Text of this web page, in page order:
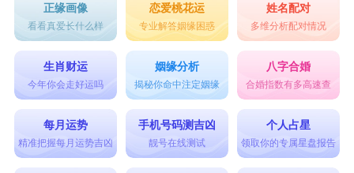
人格：
代表其人形性、自我意识、人生观念;如命理
之命主，为姓名吉凶之主动力，单独代表其人之性
格。代表主运。
姓名五格和六亲对应关系 地格代表其人下辈
地格：
正缘画像
看看真爱长什么样
恋爱桃花运
专业解答姻缘困惑
姓名配对
多维分析配对情况
生肖财运
今年你会走好运吗
姻缘分析
揭秘你命中注定姻缘
八字合婚
合婚指数有多高速查
每月运势
精准把握每月运势吉凶
手机号码测吉凶
靓号在线测试
个人占星
领取你的专属星盘报告